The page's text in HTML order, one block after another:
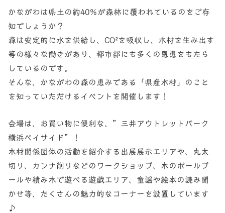
かながわは県土の約40％が森林に覆われているのをご存
知でしょうか？
森は安定的に水を供給し、CO²を吸収し、木材を生み出す
等の様々な働きがあり、都市部にも多くの恩恵をもたら
しているのです。
そんな、かながわの森の恵みである「県産木材」のこと
を知っていただけるイベントを開催します！
会場は、お買い物に便利な、”三井アウトレットパーク
横浜ベイサイド”！
木材関係団体の活動を紹介する出展展示エリアや、丸太
切り、カンナ削りなどのワークショップ、木のボールプ
ールや積み木で遊べる遊戯エリア、童謡や絵本の読み聞
かせ等、たくさんの魅力的なコーナーを設置しています
♪